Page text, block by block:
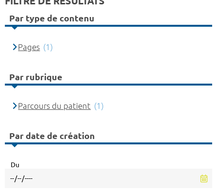
Par type de contenu
Pages (1)
Par rubrique
Parcours du patient (1)
Par date de création
Du